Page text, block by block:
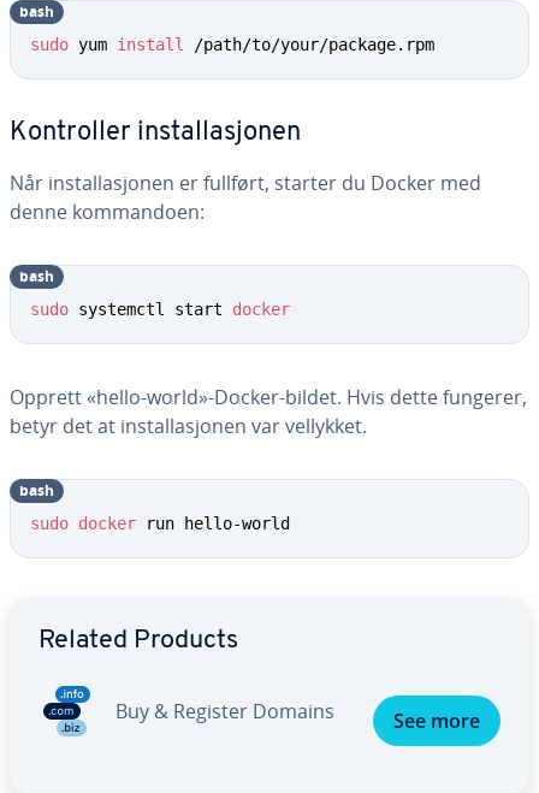
sudo yum install /path/to/your/package.rpm
bash
Kontroller installasjonen
Når installasjonen er fullført, starter du Docker med
denne kommandoen:
sudo systemctl start docker
bash
Opprett «hello-world»-Docker-bildet. Hvis dette fungerer,
betyr det at installasjonen var vellykket.
sudo docker run hello-world
bash
Related Products
Buy & Register Domains See more